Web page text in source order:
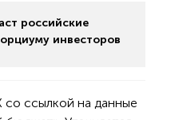
российские
инвесторов
ссылкой на данные